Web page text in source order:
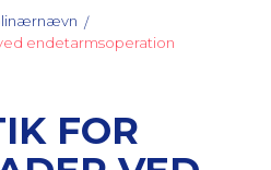
endetarmsoperation
FOR